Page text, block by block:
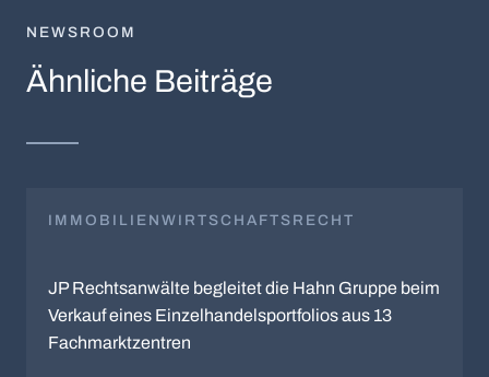
NEWSROOM
Ähnliche Beiträge
IMMOBILIENWIRTSCHAFTSRECHT
JP Rechtsanwälte begleitet die Hahn Gruppe beim
Verkauf eines Einzelhandelsportfolios aus 13
Fachmarktzentren